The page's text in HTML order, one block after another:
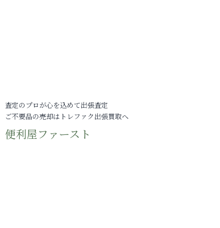
査定のプロが心を込めて出張査定
ご不要品の売却はトレファク出張買取へ
便利屋ファースト